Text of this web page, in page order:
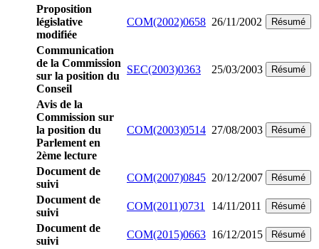
Proposition
législative
modifiée
COM(2002)0658 26/11/2002 Résumé
Communication
de la Commission
sur la position du
Conseil
SEC(2003)0363 25/03/2003 Résumé
Avis de la
Commission sur
la position du
Parlement en
2ème lecture
COM(2003)0514 27/08/2003 Résumé
Document de
suivi
COM(2007)0845 20/12/2007 Résumé
Document de
suivi
COM(2011)0731 14/11/2011 Résumé
Document de
suivi
COM(2015)0663 16/12/2015 Résumé